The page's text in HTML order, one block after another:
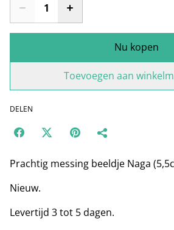
Nu kopen
Toevoegen aan
DELEN
Prachtig messing beeldje Naga
Nieuw.
Levertijd 3 tot 5 dagen.